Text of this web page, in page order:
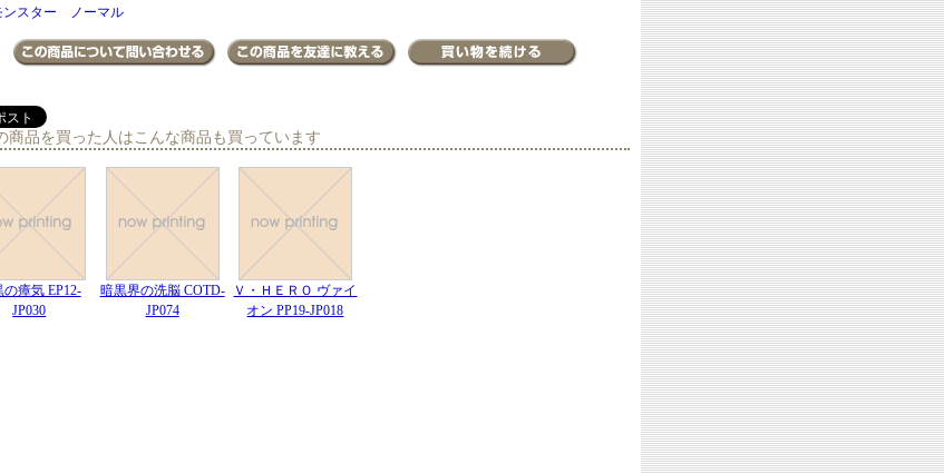
ンスター ノーマル
商品を買った人はこんな商品も買っています
の瘴気 EP12-
JP030
暗黒界の洗脳 COTD-
JP074
Ｖ・ＨＥＲＯ ヴァイ
オン PP19-JP018